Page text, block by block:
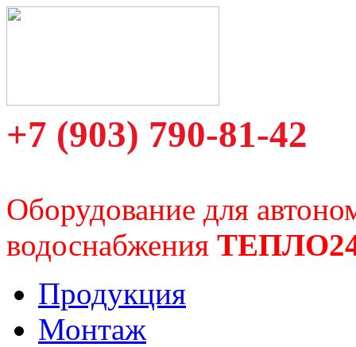
+7 (903) 790-81-42
Оборудование для
водоснабжения
Продукция
Монтаж